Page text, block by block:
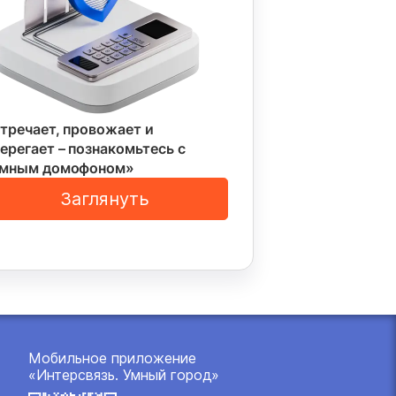
провожает и
– познакомьтесь с
домофоном»
Заглянуть
Мобильное приложение
«Интерсвязь. Умный город»